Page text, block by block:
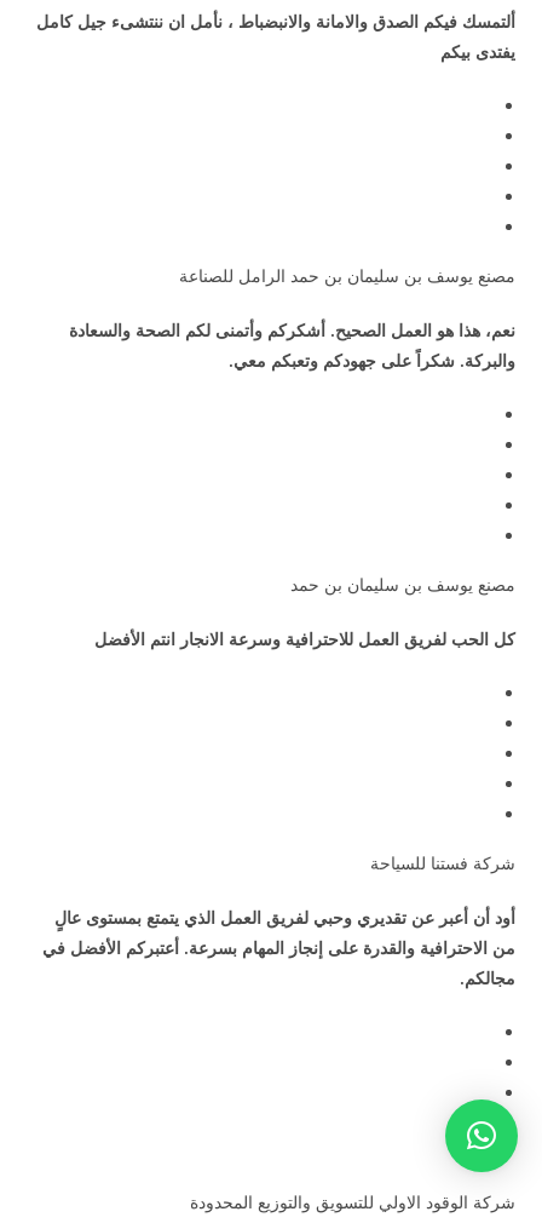
ألتمسك فيكم الصدق والامانة والانبضباط ، نأمل ان ننتشىء جيل كامل
يفتدى بيكم
مصنع يوسف بن سليمان بن حمد الرامل للصناعة
نعم، هذا هو العمل الصحيح. أشكركم وأتمنى لكم الصحة والسعادة
والبركة. شكراً على جهودكم وتعبكم معي.
مصنع يوسف بن سليمان بن حمد
كل الحب لفريق العمل للاحترافية وسرعة الانجار انتم الأفضل
شركة فستنا للسياحة
أود أن أعبر عن تقديري وحبي لفريق العمل الذي يتمتع بمستوى عالٍ
من الاحترافية والقدرة على إنجاز المهام بسرعة. أعتبركم الأفضل في
مجالكم.
شركة الوقود الاولي للتسويق والتوزيع المحدودة